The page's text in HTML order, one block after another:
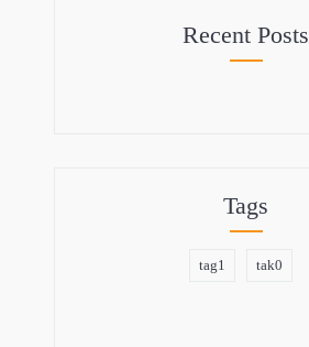
Recent Posts
Tags
tag1 tak0